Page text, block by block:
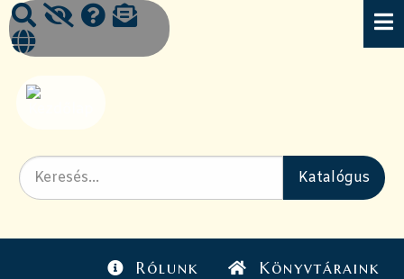
Rólunk Könyvtáraink